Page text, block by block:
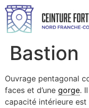
Bastion
Ouvrage pentagonal
faces et d’une gorge.
capacité intérieure